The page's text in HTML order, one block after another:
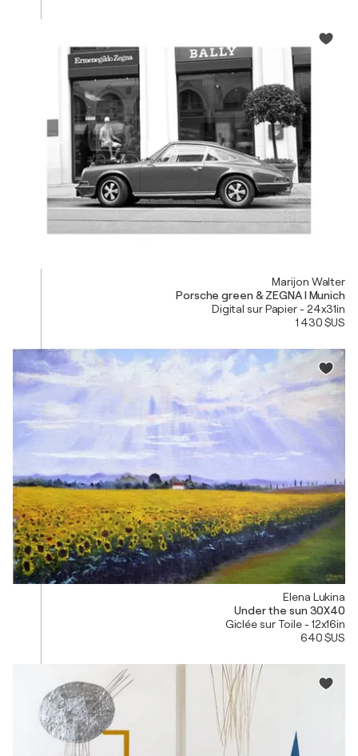
Marijon Walter
Porsche green & ZEGNA I Munich
Digital sur Papier - 24x31in
1 430 $US
Elena Lukina
Under the sun 30X40
Giclée sur Toile - 12x16in
640 $US